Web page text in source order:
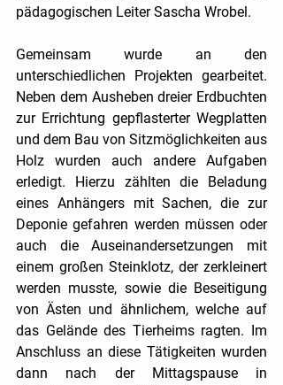
pädagogischen Leiter Sascha Wrobel.
Gemeinsam wurde an den
unterschiedlichen Projekten gearbeitet.
Neben dem Ausheben dreier Erdbuchten
zur Errichtung gepflasterter Wegplatten
und dem Bau von Sitzmöglichkeiten aus
Holz wurden auch andere Aufgaben
erledigt. Hierzu zählten die Beladung
eines Anhängers mit Sachen, die zur
Deponie gefahren werden müssen oder
auch die Auseinandersetzungen mit
einem großen Steinklotz, der zerkleinert
werden musste, sowie die Beseitigung
von Ästen und ähnlichem, welche auf
das Gelände des Tierheims ragten. Im
Anschluss an diese Tätigkeiten wurden
dann nach der Mittagspause in